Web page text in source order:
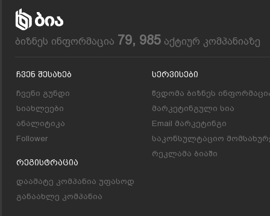
ბიზნეს ინფორმაცია 79, 985 აქტიურ კომპანიაზე
Ჩვენ Შესახებ
ჩვენი გუნდი
სიახლეები
ანალიტიკა
Follower
Რეგისტრაცია
დაამატე კომპანია უფასოდ
განაახლე კომპანია
Სერვისები
წვდომა ბიზნეს
მარკეტინგული სია
Email მარკეტინგი
საკონსულტაციო
რეკლამა ბიაში